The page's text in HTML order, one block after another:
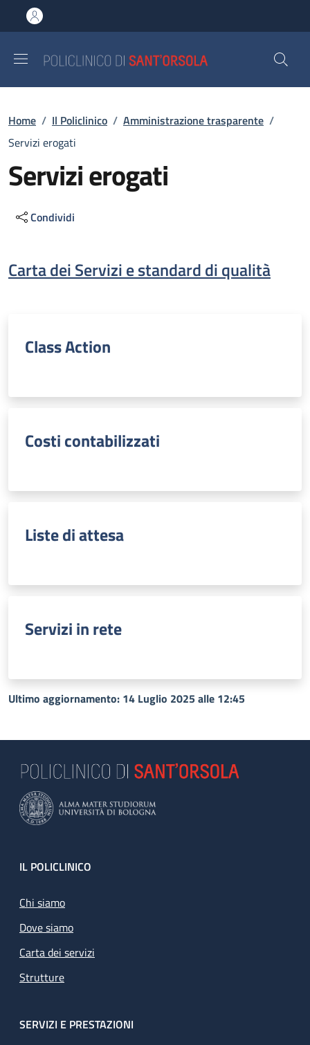
al contenuto principale
to footer content
Briciole di pane
Home / Il Policlinico / Amministrazione trasparente /
Servizi erogati
Servizi erogati
Condividi
Descrizione
Carta dei Servizi e standard di qualità
Class Action
Costi contabilizzati
Liste di attesa
Servizi in rete
Ultimo aggiornamento: 14 Luglio 2025 alle 12:45
Footer
IL POLICLINICO
Chi siamo
Dove siamo
Carta dei servizi
Strutture
SERVIZI E PRESTAZIONI